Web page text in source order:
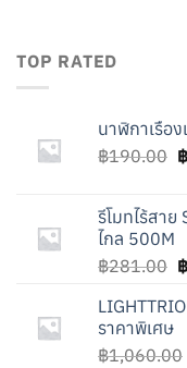
TOP RATED
นาฬิกาเรือ
฿190.00 ฿
รีโมทไร้สา
ไกล 500M
฿281.00 ฿
ราคาพิเศษ
฿1,060.00